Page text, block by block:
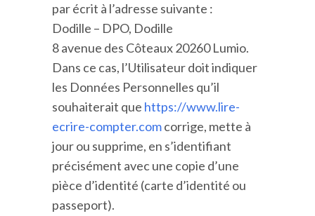
par écrit à l’adresse suivante :
Dodille – DPO, Dodille
8 avenue des Côteaux 20260 Lumio.
Dans ce cas, l’Utilisateur doit indiquer
les Données Personnelles qu’il
souhaiterait que https://www.lire-
ecrire-compter.comcorrige, mette à
jour ou supprime, en s’identifiant
précisément avec une copie d’une
pièce d’identité (carte d’identité ou
passeport).